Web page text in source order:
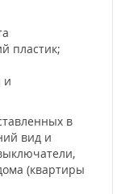
пластик;
и
в
вид и
(квартиры